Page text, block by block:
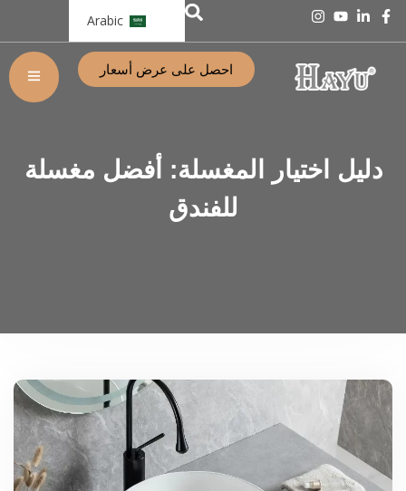
Arabic
احصل على عرض أسعار
دليل اختيار المغسلة: أفضل مغسلة
للفندق